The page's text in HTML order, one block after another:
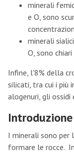
minerali
e O, sono
minerali
O, sono
Infine, l'8% della
silicati, tra cui i più
alogenuri, gli
I minerali sono per
formare le rocce.